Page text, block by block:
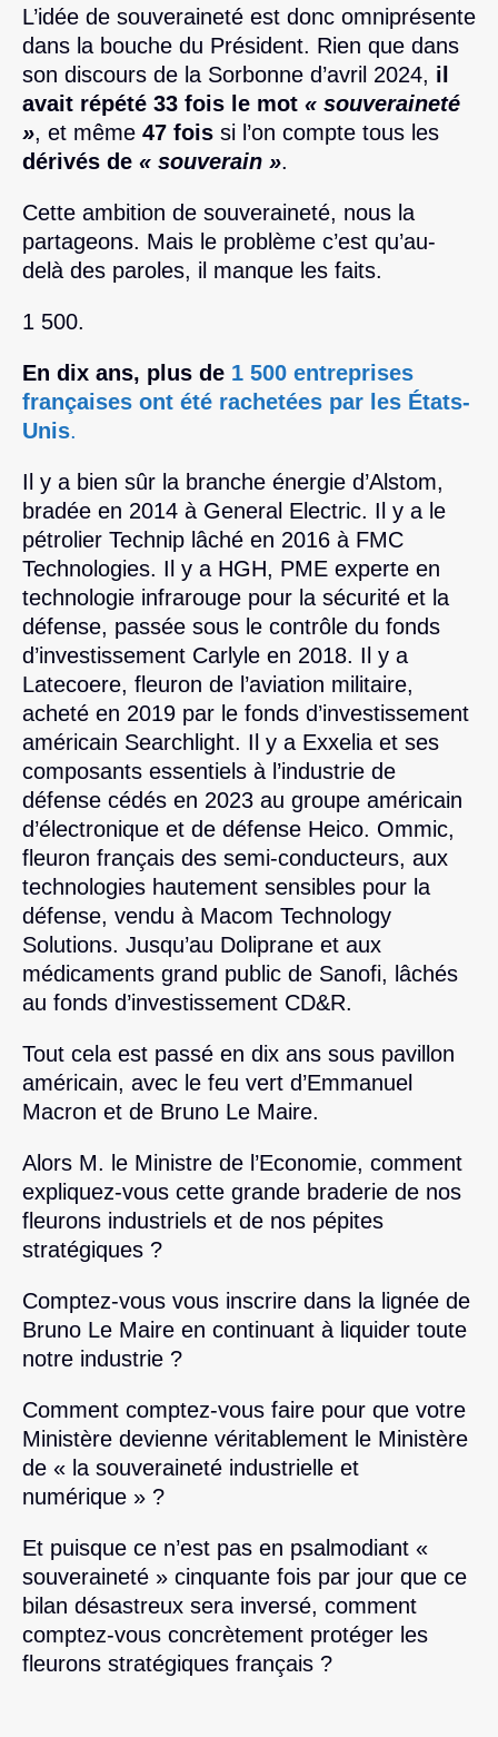
L’idée de souveraineté est donc omniprésente
dans la bouche du Président. Rien que dans
son discours de la Sorbonne d’avril 2024, il
avait répété 33 fois le mot « souveraineté
», et même 47 fois si l’on compte tous les
dérivés de « souverain ».
Cette ambition de souveraineté, nous la
partageons. Mais le problème c’est qu’au-
delà des paroles, il manque les faits.
1 500.
En dix ans, plus de 1 500 entreprises
françaises ont été rachetées par les États-
Unis.
Il y a bien sûr la branche énergie d’Alstom,
bradée en 2014 à General Electric. Il y a le
pétrolier Technip lâché en 2016 à FMC
Technologies. Il y a HGH, PME experte en
technologie infrarouge pour la sécurité et la
défense, passée sous le contrôle du fonds
d’investissement Carlyle en 2018. Il y a
Latecoere, fleuron de l’aviation militaire,
acheté en 2019 par le fonds d’investissement
américain Searchlight. Il y a Exxelia et ses
composants essentiels à l’industrie de
défense cédés en 2023 au groupe américain
d’électronique et de défense Heico. Ommic,
fleuron français des semi-conducteurs, aux
technologies hautement sensibles pour la
défense, vendu à Macom Technology
Solutions. Jusqu’au Doliprane et aux
médicaments grand public de Sanofi, lâchés
au fonds d’investissement CD&R.
Tout cela est passé en dix ans sous pavillon
américain, avec le feu vert d’Emmanuel
Macron et de Bruno Le Maire.
Alors M. le Ministre de l’Economie, comment
expliquez-vous cette grande braderie de nos
fleurons industriels et de nos pépites
stratégiques ?
Comptez-vous vous inscrire dans la lignée de
Bruno Le Maire en continuant à liquider toute
notre industrie ?
Comment comptez-vous faire pour que votre
Ministère devienne véritablement le Ministère
de « la souveraineté industrielle et
numérique » ?
Et puisque ce n’est pas en psalmodiant «
souveraineté » cinquante fois par jour que ce
bilan désastreux sera inversé, comment
comptez-vous concrètement protéger les
fleurons stratégiques français ?